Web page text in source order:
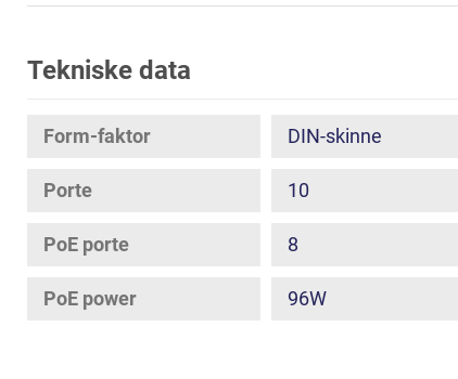
Tekniske data
Form-faktor DIN-skinne
Porte 10
PoE porte 8
PoE power 96W